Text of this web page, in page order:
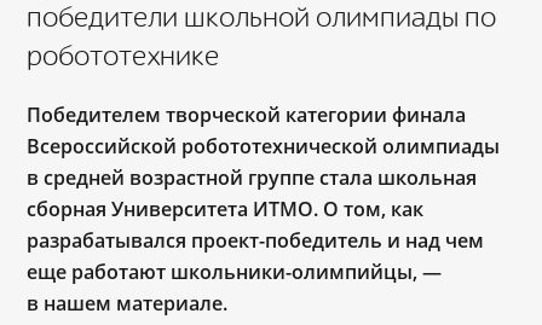
победители школьной олимпиады по
робототехнике
Победителем творческой категории финала
Всероссийской робототехнической олимпиады
в средней возрастной группе стала школьная
сборная Университета ИТМО. О том, как
разрабатывался проект-победитель и над чем
еще работают школьники-олимпийцы, —
в нашем материале.